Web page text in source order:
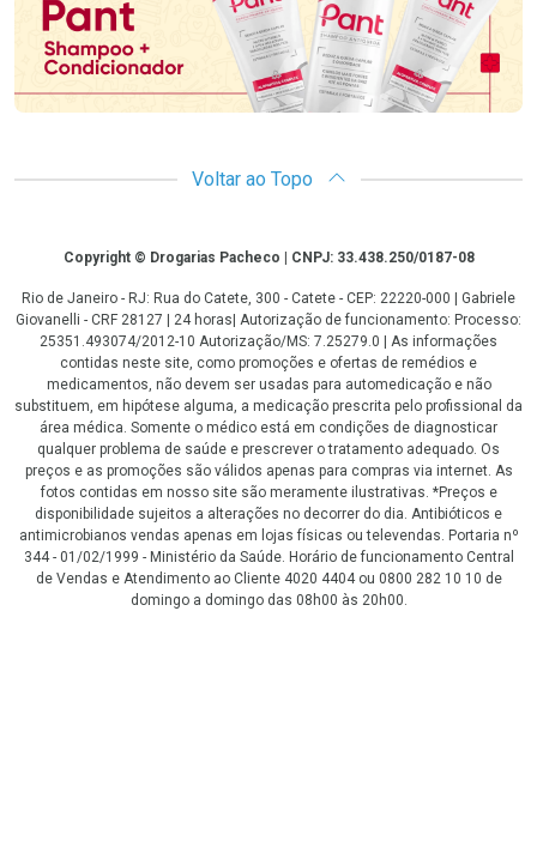
Voltar ao Topo
CopyrightCopyright © Drogarias Pacheco | CNPJ: 33.438.250/0187-08
Rio de Janeiro - RJ: Rua do Catete, 300 - Catete - CEP: 22220-000 | Gabriele
Giovanelli - CRF 28127 | 24 horas| Autorização de funcionamento: Processo:
25351.493074/2012-10 Autorização/MS: 7.25279.0 | As informações
contidas neste site, como promoções e ofertas de remédios e
medicamentos, não devem ser usadas para automedicação e não
substituem, em hipótese alguma, a medicação prescrita pelo profissional da
área médica. Somente o médico está em condições de diagnosticar
qualquer problema de saúde e prescrever o tratamento adequado. Os
preços e as promoções são válidos apenas para compras via internet. As
fotos contidas em nosso site são meramente ilustrativas. *Preços e
disponibilidade sujeitos a alterações no decorrer do dia. Antibióticos e
antimicrobianos vendas apenas em lojas físicas ou televendas. Portaria nº
344 - 01/02/1999 - Ministério da Saúde. Horário de funcionamento Central
de Vendas e Atendimento ao Cliente 4020 4404 ou 0800 282 10 10 de
domingo a domingo das 08h00 às 20h00.